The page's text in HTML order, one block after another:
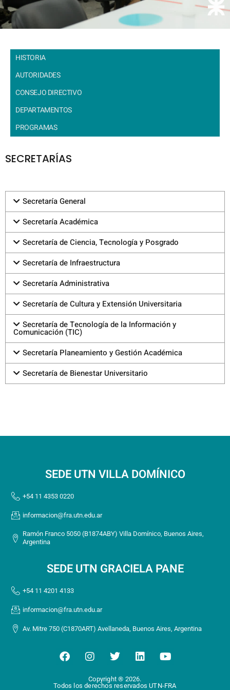
HISTORIA
AUTORIDADES
CONSEJO DIRECTIVO
DEPARTAMENTOS
PROGRAMAS
SECRETARÍAS
Secretaría General
Secretaría Académica
Secretaría de Ciencia, Tecnología y Posgrado
Secretaría de Infraestructura
Secretaría Administrativa
Secretaría de Cultura y Extensión Universitaria
Secretaría de Tecnología de la Información y
Comunicación (TIC)
Secretaría Planeamiento y Gestión Académica
Secretaría de Bienestar Universitario
SEDE UTN VILLA DOMÍNICO
+54 11 4353 0220
informacion@fra.utn.edu.ar
Ramón Franco 5050 (B1874ABY) Villa Domínico, Buenos Aires,
Argentina
SEDE UTN GRACIELA PANE
+54 11 4201 4133
informacion@fra.utn.edu.ar
Av. Mitre 750 (C1870ART) Avellaneda, Buenos Aires, Argentina
F
a
e
I
n
s
t
T
w
i
t
L
i
k
Y
o
t
Copyright ® 2026.
Todos los derechos reservados UTN-FRA